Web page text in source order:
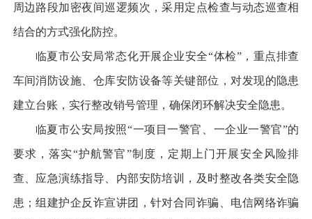
周边路段加密夜间巡逻频次，采用定点检查与动态巡查相
结合的方式强化防控。
临夏市公安局常态化开展企业安全“体检”，重点排查
车间消防设施、仓库安防设备等关键部位，对发现的隐患
建立台账，实行整改销号管理，确保闭环解决安全隐患。
临夏市公安局按照“一项目一警官、一企业一警官”的
要求，落实“护航警官”制度，定期上门开展安全风险排
查、应急演练指导、内部安防培训，及时整改各类安全隐
患；组建护企反诈宣讲团，针对合同诈骗、电信网络诈骗